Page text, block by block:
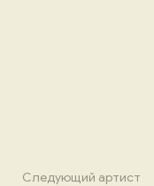
Следующий артист